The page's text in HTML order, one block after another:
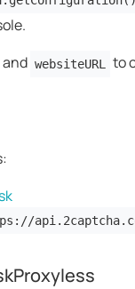
and websiteURL to